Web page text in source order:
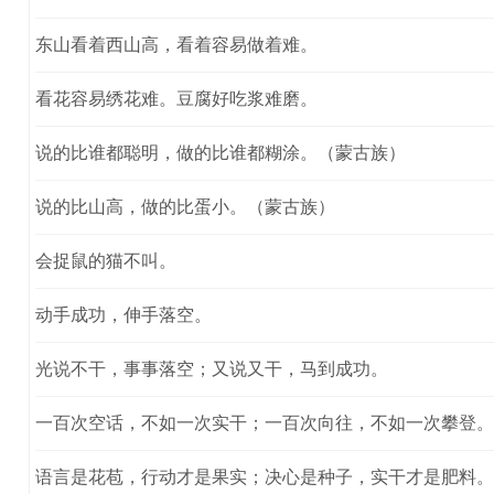
东山看着西山高，看着容易做着难。
看花容易绣花难。豆腐好吃浆难磨。
说的比谁都聪明，做的比谁都糊涂。（蒙古族）
说的比山高，做的比蛋小。（蒙古族）
会捉鼠的猫不叫。
动手成功，伸手落空。
光说不干，事事落空；又说又干，马到成功。
一百次空话，不如一次实干；一百次向往，不如一次攀登。
语言是花苞，行动才是果实；决心是种子，实干才是肥料。